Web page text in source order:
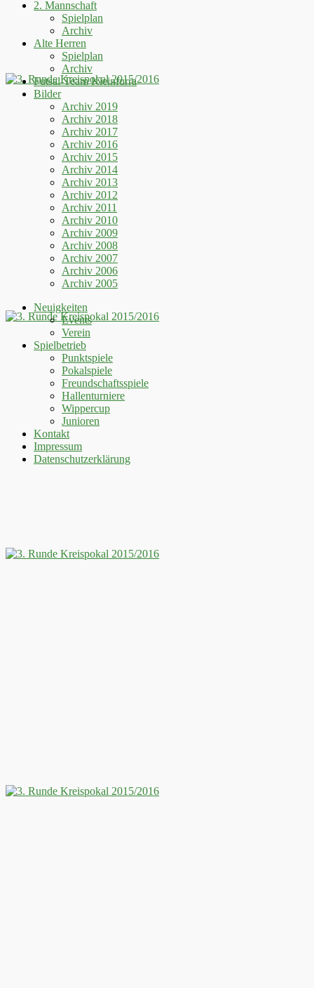
2. Mannschaft
Spielplan
Archiv
Alte Herren
Spielplan
Archiv
Futsal-Team Kleinfurra
Bilder
Archiv 2019
Archiv 2018
Archiv 2017
Archiv 2016
Archiv 2015
Archiv 2014
Archiv 2013
Archiv 2012
Archiv 2011
Archiv 2010
Archiv 2009
Archiv 2008
Archiv 2007
Archiv 2006
Archiv 2005
Neuigkeiten
Events
Verein
Spielbetrieb
Punktspiele
Pokalspiele
Freundschaftsspiele
Hallenturniere
Wippercup
Junioren
Kontakt
Impressum
Datenschutzerklärung